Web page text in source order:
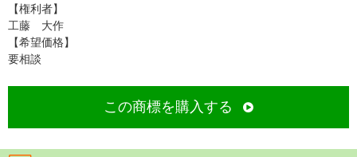
【権利者】
工藤 大作
【希望価格】
要相談
この商標を購入する